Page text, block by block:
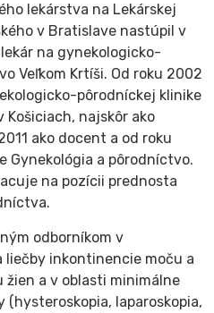
lekárstva na Lekárskej
v Bratislave nastúpil v
na gynekologicko-
Veľkom Krtíši. Od roku 2002
pôrodníckej klinike
Košiciach, najskôr ako
ako docent a od roku
Gynekológia a pôrodníctvo.
na pozícii prednosta
odborníkom v
liečby inkontinencie moču a
a v oblasti minimálne
laparoskopia,